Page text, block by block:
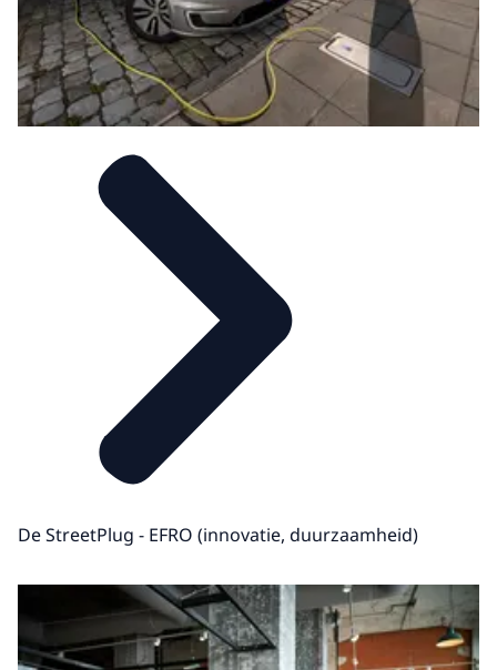
De StreetPlug - EFRO (innovatie, duurzaamheid)